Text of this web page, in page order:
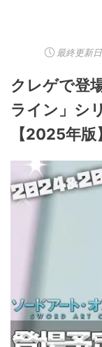
最終更新日
クレゲで登
ライン」シ
【2025年版】